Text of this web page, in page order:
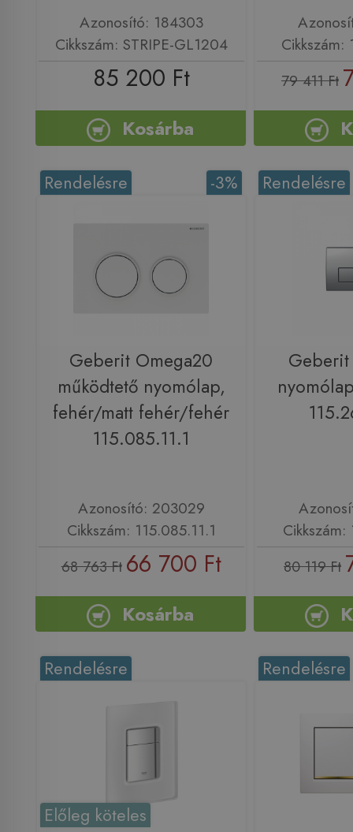
Azonosító: 184303
Cikkszám: STRIPE-GL1204
85 200 Ft
Kosárba
Cikkszám:
79 411 Ft
-3%
Rendelésre
Geberit Omega20
működtető nyomólap,
fehér/matt fehér/fehér
115.085.11.1
Azonosító: 203029
Cikkszám: 115.085.11.1
68 763 Ft 66 700 Ft
Kosárba
Rendelésre
80 119 Ft
Rendelésre
Előleg köteles
Rendelésre